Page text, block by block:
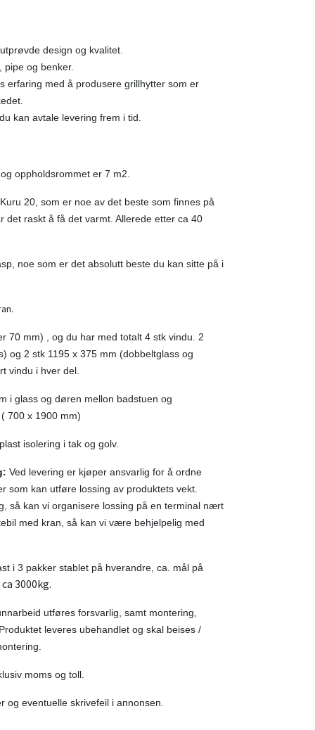
design og kvalitet.
og benker.
erfaring med å produsere grillhytter som er
kan avtale levering frem i tid.
oppholdsrommet er 7 m2.
20, som er noe av det beste som finnes på
det raskt å få det varmt. Allerede etter ca 40
noe som er det absolutt beste du kan sitte på i
70 mm) , og du har med totalt 4 stk vindu. 2
og 2 stk 1195 x 375 mm (dobbeltglass og
vindu i hver del.
i glass og døren mellon badstuen og
700 x 1900 mm)
isolering i tak og golv.
Ved levering er kjøper ansvarlig for å ordne
som kan utføre lossing av produktets vekt.
så kan vi organisere lossing på en terminal nært
med kran, så kan vi være behjelpelig med
i 3 pakker stablet på hverandre, ca. mål på
3000kg.
utføres forsvarlig, samt montering,
leveres ubehandlet og skal beises /
moms og toll.
og eventuelle skrivefeil i annonsen.